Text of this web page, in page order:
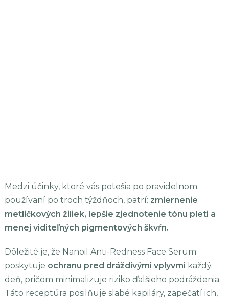
Medzi účinky, ktoré vás potešia po pravidelnom
používaní po troch týždňoch, patrí: zmiernenie
metličkových žiliek, lepšie zjednotenie tónu pleti a
menej viditeľných pigmentových škvŕn.
Dôležité je, že Nanoil Anti-Redness Face Serum
poskytuje ochranu pred dráždivými vplyvmi každý
deň, pričom minimalizuje riziko ďalšieho podráždenia.
Táto receptúra posilňuje slabé kapiláry, zapečatí ich,